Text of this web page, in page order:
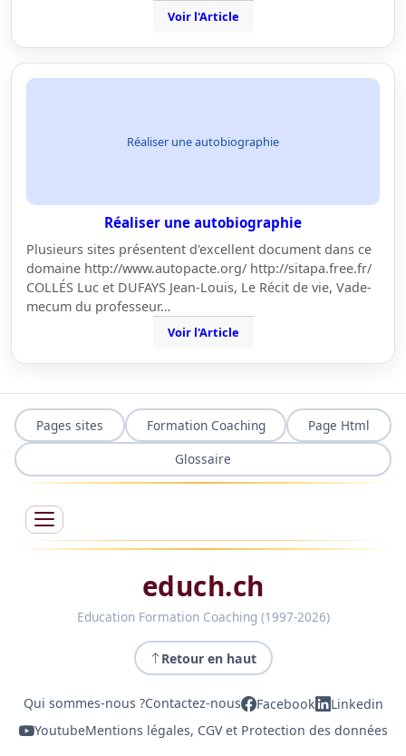
Voir l'Article
Réaliser une autobiographie
Réaliser une autobiographie
Plusieurs sites présentent d'excellent document dans ce
domaine http://www.autopacte.org/ http://sitapa.free.fr/
COLLÉS Luc et DUFAYS Jean-Louis, Le Récit de vie, Vade-
mecum du professeur…
Voir l'Article
Pages sites Formation Coaching
Page Html
Glossaire
educh.ch
Education Formation Coaching (1997-2026)
Retour en haut
Qui sommes-nous ?Contactez-nous Facebook
Linkedin
YoutubeMentions légales, CGV et Protection des données